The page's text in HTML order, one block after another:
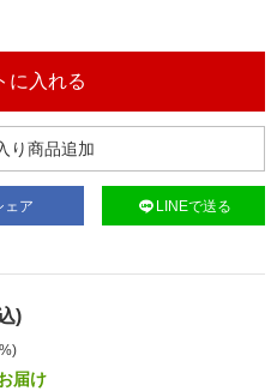
に入れる
り商品追加
ェア LINEで送る
)
届け